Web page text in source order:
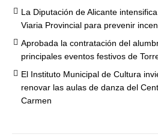
La Diputación de Alicante
Viaria Provincial para prevenir
Aprobada la contratación del
principales eventos festivos de
El Instituto Municipal de Cultura
renovar las aulas de danza del
Carmen